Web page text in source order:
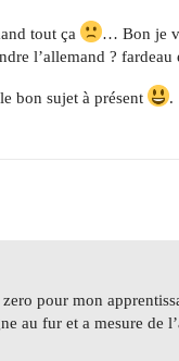
tout ça
… Bon je
l’allemand ?
bon sujet à présent .
pour mon
au fur et a mesure de